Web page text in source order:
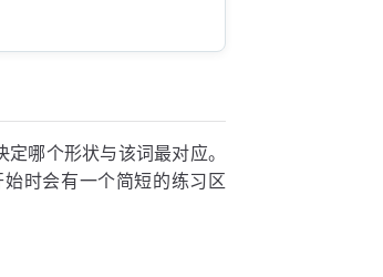
哪个形状与该词最对应。
时会有一个简短的练习区